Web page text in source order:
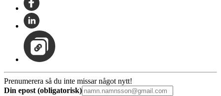
Prenumerera så du inte missar något nytt!
Din epost (obligatorisk)